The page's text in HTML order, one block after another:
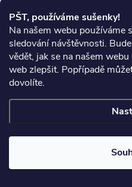
PŠT, používáme sušenky!
Na našem webu používáme
sledování návštěvnosti.
vědět, jak se na našem
web zlepšit. Popřípadě
dovolíte.
699 Kč
Měrná
cena:
69,90 Kč / 1 kg
Skladem>3 ks
ZOBRAZIT
Krill je jednou z
ekonomickou variantu